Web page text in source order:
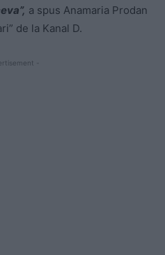
a spus Anamaria Prodan
de la Kanal D.
-